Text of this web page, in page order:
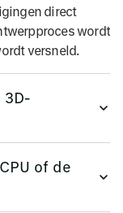
direct
wordt
versneld.
3D-
met de
is
of de